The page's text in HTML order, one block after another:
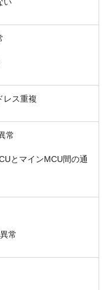
レス重複
常
とマインMCU間の通
常